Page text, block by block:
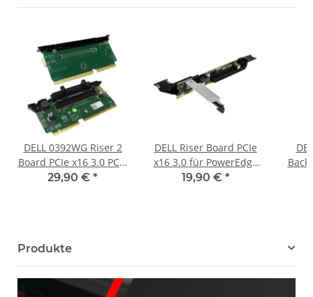
DELL 0392WG Riser 2
Board PCIe x16 3.0 PCIe
x8 für PowerEdge R730
29,90 € *
DELL Riser Board PCIe
x16 3.0 für PowerEdge
R620 Server 0WPX19
19,90 € *
Produkte